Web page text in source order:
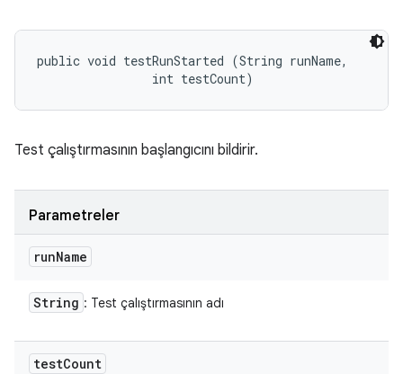
public void testRunStarted (String runName,
                int testCount)
Test çalıştırmasının başlangıcını bildirir.
Parametreler
runName
String : Test çalıştırmasının adı
testCount